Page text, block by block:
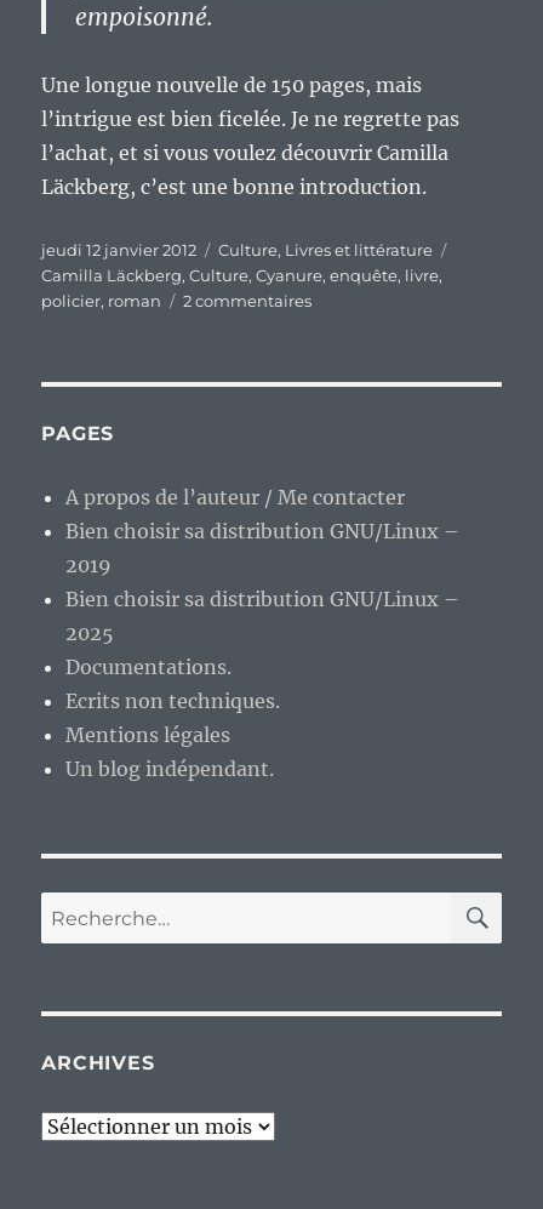
empoisonné.
Une longue nouvelle de 150 pages, mais
l’intrigue est bien ficelée. Je ne regrette pas
l’achat, et si vous voulez découvrir Camilla
Läckberg, c’est une bonne introduction.
Publié
le
jeudi 12 janvier 2012 Catégories
Culture, Livres et littérature
Camilla Läckberg,Culture,Cyanure,enquête, livre,
policier, roman 2 commentairessur
« Cyanure »
?
PAGES
A propos de l’auteur / Me contacter
Bien choisir sa distribution GNU/Linux –
2019
Bien choisir sa distribution GNU/Linux –
2025
Documentations.
Ecrits non techniques.
Mentions légales
Un blog indépendant.
Recherche
pour :
ARCHIVES
Archives